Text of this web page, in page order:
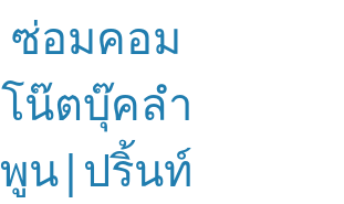
ซ่อมคอม
โน๊ตบุ๊คลำ
พูน|ปริ้นท์